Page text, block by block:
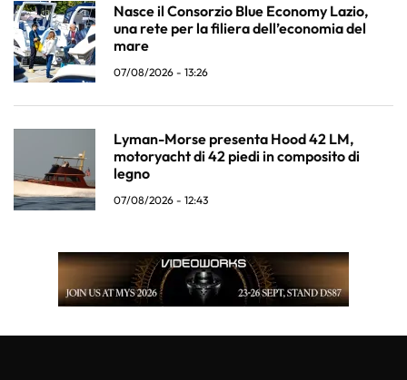
Nasce il Consorzio Blue Economy Lazio,
una rete per la filiera dell’economia del
mare
07/08/2026 - 13:26
Lyman-Morse presenta Hood 42 LM,
motoryacht di 42 piedi in composito di
legno
07/08/2026 - 12:43